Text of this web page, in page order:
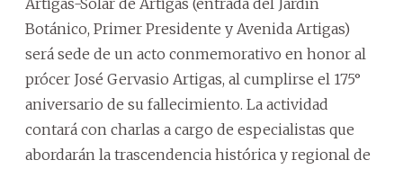
Botánico, Primer Presidente y Avenida Artigas)
será sede de un acto conmemorativo en honor al
prócer José Gervasio Artigas, al cumplirse el 175°
aniversario de su fallecimiento. La actividad
contará con charlas a cargo de especialistas que
abordarán la trascendencia histórica y regional de